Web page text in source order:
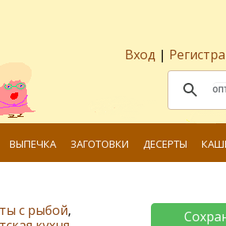
Вход |
ВЫПЕЧКА ЗАГОТОВКИ ДЕСЕРТЫ
с рыбой,